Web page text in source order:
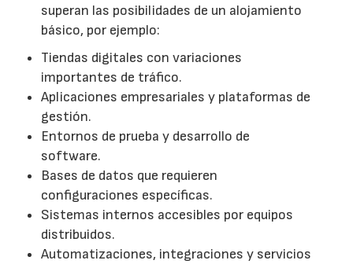
superan las posibilidades de un alojamiento
básico, por ejemplo:
Tiendas digitales con variaciones
importantes de tráfico.
Aplicaciones empresariales y plataformas de
gestión.
Entornos de prueba y desarrollo de
software.
Bases de datos que requieren
configuraciones específicas.
Sistemas internos accesibles por equipos
distribuidos.
Automatizaciones, integraciones y servicios